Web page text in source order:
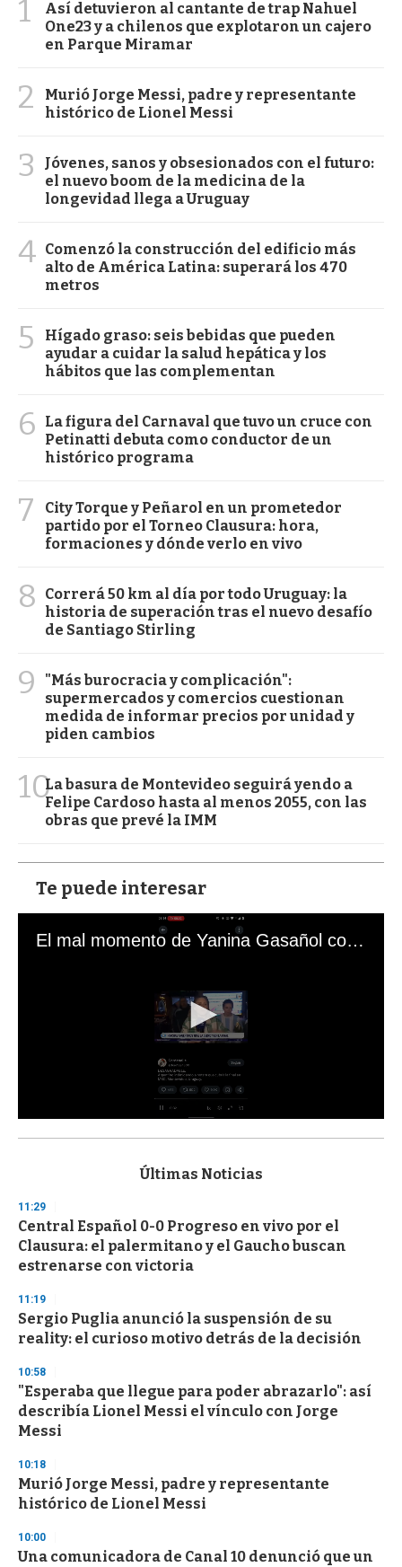
1
Así detuvieron al cantante de trap Nahuel
One23 y a chilenos que explotaron un cajero
en Parque Miramar
2
Murió Jorge Messi, padre y representante
histórico de Lionel Messi
3
Jóvenes, sanos y obsesionados con el futuro:
el nuevo boom de la medicina de la
longevidad llega a Uruguay
4 Comenzó la construcción del edificio más
alto de América Latina: superará los 470
metros
5
Hígado graso: seis bebidas que pueden
ayudar a cuidar la salud hepática y los
hábitos que las complementan
6
La figura del Carnaval que tuvo un cruce con
Petinatti debuta como conductor de un
histórico programa
7
City Torque y Peñarol en un prometedor
partido por el Torneo Clausura: hora,
formaciones y dónde verlo en vivo
8
Correrá 50 km al día por todo Uruguay: la
historia de superación tras el nuevo desafío
de Santiago Stirling
9
"Más burocracia y complicación":
supermercados y comercios cuestionan
medida de informar precios por unidad y
piden cambios
10La basura de Montevideo seguirá yendo a
Felipe Cardoso hasta al menos 2055, con las
obras que prevé la IMM
Te puede interesar
El mal momento de Yanina Gasañol con un hincha argentino en "Subrayado"
s
d
s
o
f
3
s
e
c
o
d
s
Últimas Noticias
11:29
Central Español 0-0 Progreso en vivo por el
Clausura: el palermitano y el Gaucho buscan
estrenarse con victoria
11:19
Sergio Puglia anunció la suspensión de su
reality: el curioso motivo detrás de la decisión
10:58
"Esperaba que llegue para poder abrazarlo": así
describía Lionel Messi el vínculo con Jorge
Messi
10:18
Murió Jorge Messi, padre y representante
histórico de Lionel Messi
10:00
Una comunicadora de Canal 10 denunció que un